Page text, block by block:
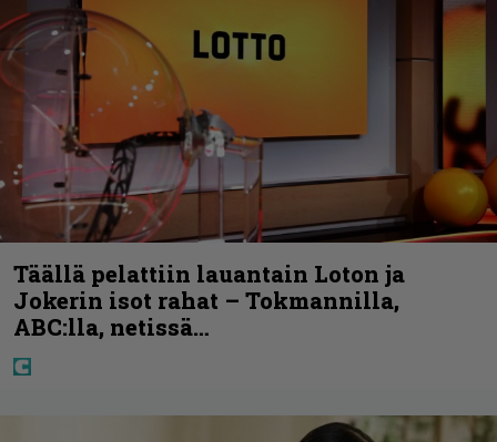
Täällä pelattiin lauantain Loton ja
Jokerin isot rahat – Tokmannilla,
ABC:lla, netissä…